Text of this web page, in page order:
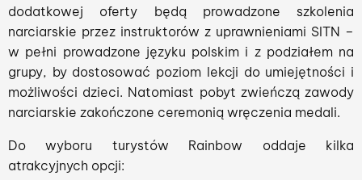
dodatkowej oferty będą prowadzone szkolenia
narciarskie przez instruktorów z uprawnieniami SITN –
w pełni prowadzone języku polskim i z podziałem na
grupy, by dostosować poziom lekcji do umiejętności i
możliwości dzieci. Natomiast pobyt zwieńczą zawody
narciarskie zakończone ceremonią wręczenia medali.
Do wyboru turystów Rainbow oddaje kilka
atrakcyjnych opcji: